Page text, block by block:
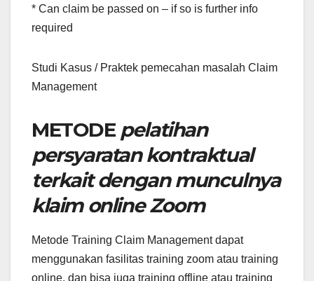
* Can claim be passed on – if so is further info
required
Studi Kasus / Praktek pemecahan masalah Claim
Management
METODE pelatihan
persyaratan kontraktual
terkait dengan munculnya
klaim online Zoom
Metode Training Claim Management dapat
menggunakan fasilitas training zoom atau training
online, dan bisa juga training offline atau training